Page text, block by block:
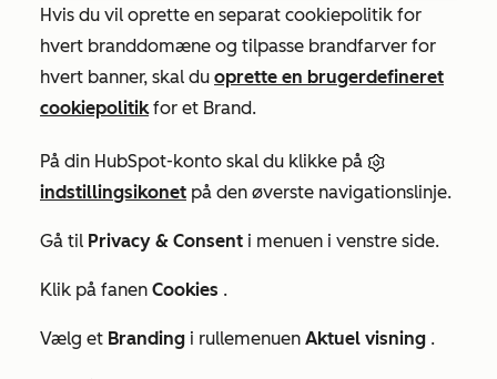
Hvis du vil oprette en separat cookiepolitik for
hvert branddomæne og tilpasse brandfarver for
hvert banner, skal du oprette en brugerdefineret
cookiepolitikfor et Brand.
På din HubSpot-konto skal du klikke på
indstillingsikonet på den øverste navigationslinje.
Gå til Privacy & Consent i menuen i venstre side.
Klik på fanen Cookies .
Vælg et Branding i rullemenuen Aktuel visning .